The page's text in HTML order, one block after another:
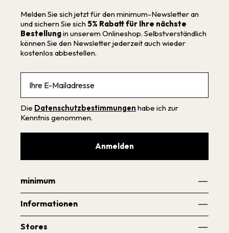
Melden Sie sich jetzt für den minimum-Newsletter an
und sichern Sie sich 5% Rabatt für Ihre nächste
Bestellungin unserem Onlineshop. Selbstverständlich
können Sie den Newsletter jederzeit auch wieder
kostenlos abbestellen.
Die Datenschutzbestimmungen habe ich zur
Kenntnis genommen.
Anmelden
minimum
Informationen
Stores